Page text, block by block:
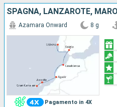
Pagamento in 4X
Azamara Onward 8 g